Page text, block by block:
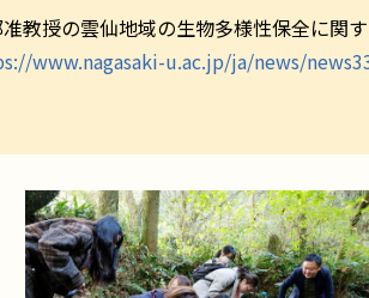
教授の雲仙地域の生物多様性保全に関
www.nagasaki-u.ac.jp/ja/news/